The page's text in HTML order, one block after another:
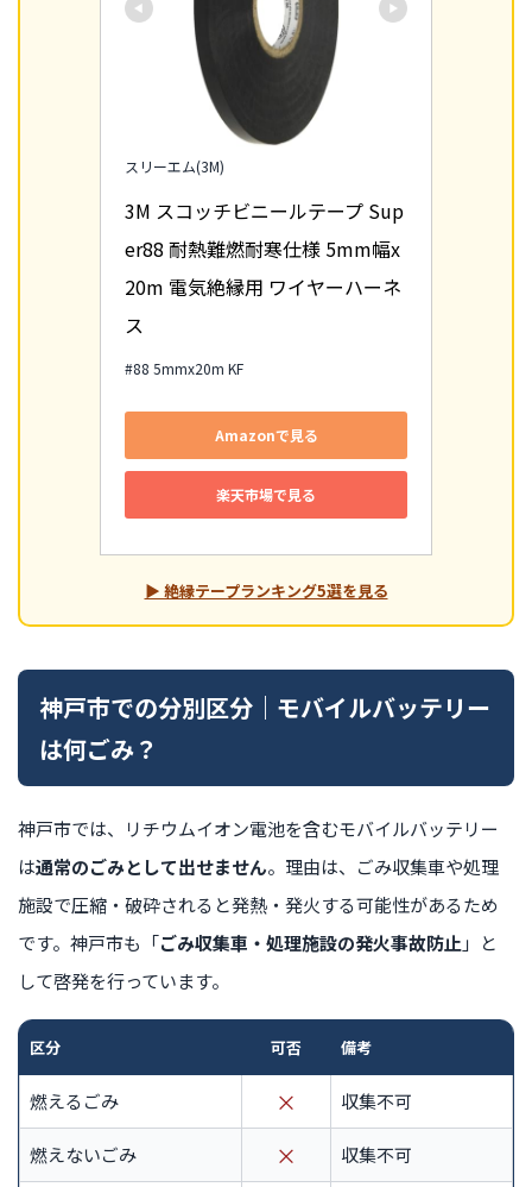
スリーエム(3M)
3M スコッチビニールテープ Sup
er88 耐熱難燃耐寒仕様 5mm幅x
20m 電気絶縁用 ワイヤーハーネ
ス
#88 5mmx20m KF
Amazonで見る
楽天市場で見る
▶ 絶縁テープランキング5選を見る
神戸市での分別区分｜モバイルバッテリー
は何ごみ？
神戸市では、リチウムイオン電池を含むモバイルバッテリー
は通常のごみとして出せません。理由は、ごみ収集車や処理
施設で圧縮・破砕されると発熱・発火する可能性があるため
です。神戸市も「ごみ収集車・処理施設の発火事故防止 」と
して啓発を行っています。
区分 可否 備考
燃えるごみ × 収集不可
燃えないごみ × 収集不可